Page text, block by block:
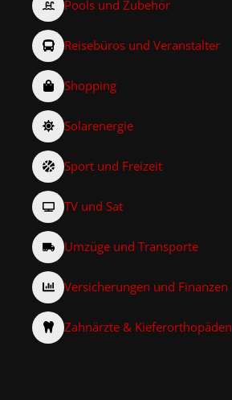
Pools und Zubehör
Reisebüros und Veranstalter
Shopping
Solarenergie
Sport und Freizeit
TV und Sat
Umzüge und Transporte
Versicherungen und Finanzen
Zahnärzte & Kieferorthopäden